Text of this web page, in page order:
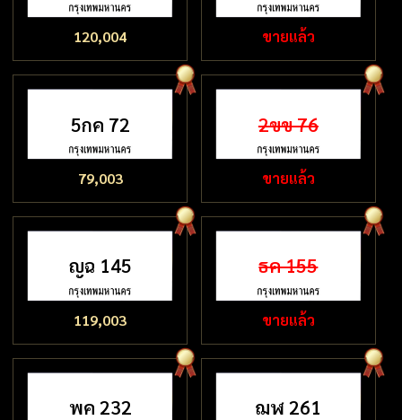
120,004 ขายแล้ว
5กค 72
79,003
2ขข 76
ขายแล้ว
ญฉ 145
119,003
ธค 155
ขายแล้ว
พค 232 ฌฬ 261